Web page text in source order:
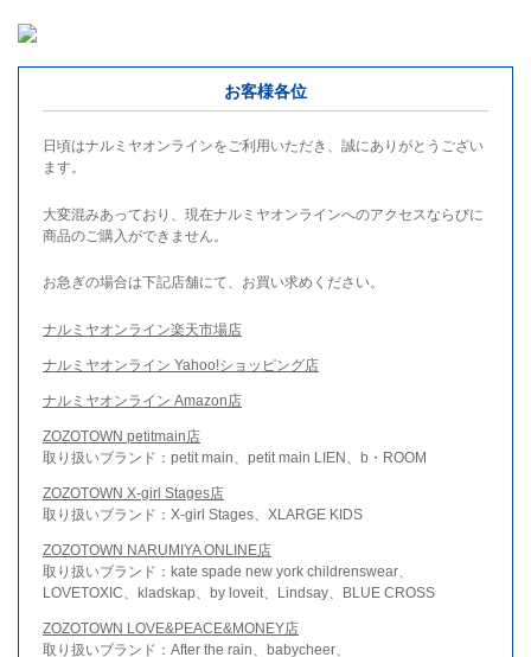
お客様各位
日頃はナルミヤオンラインをご利用いただき、誠にありがとうござい
ます。
大変混みあっており、現在ナルミヤオンラインへのアクセスならびに
商品のご購入ができません。
お急ぎの場合は下記店舗にて、お買い求めください。
ナルミヤオンライン楽天市場店
ナルミヤオンライン Yahoo!ショッピング店
ナルミヤオンライン Amazon店
ZOZOTOWN petitmain店
取り扱いブランド：petit main、petit main LIEN、b・ROOM
ZOZOTOWN X-girl Stages店
取り扱いブランド：X-girl Stages、XLARGE KIDS
ZOZOTOWN NARUMIYA ONLINE店
取り扱いブランド：kate spade new york childrenswear、
LOVETOXIC、kladskap、by loveit、Lindsay、BLUE CROSS
ZOZOTOWN LOVE&PEACE&MONEY店
取り扱いブランド：After the rain、babycheer、